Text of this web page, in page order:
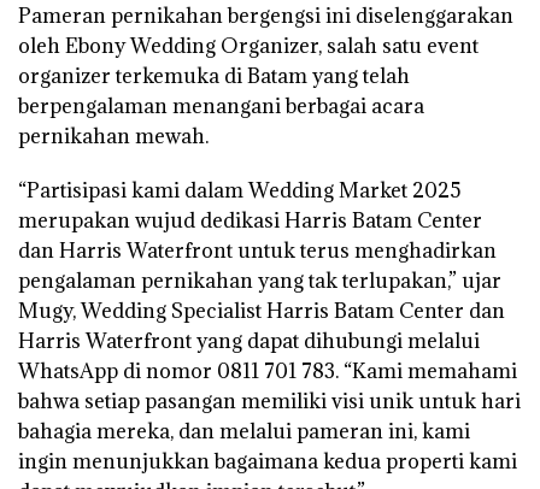
Pameran pernikahan bergengsi ini diselenggarakan
oleh Ebony Wedding Organizer, salah satu event
organizer terkemuka di Batam yang telah
berpengalaman menangani berbagai acara
pernikahan mewah.
“Partisipasi kami dalam Wedding Market 2025
merupakan wujud dedikasi Harris Batam Center
dan Harris Waterfront untuk terus menghadirkan
pengalaman pernikahan yang tak terlupakan,” ujar
Mugy, Wedding Specialist Harris Batam Center dan
Harris Waterfront yang dapat dihubungi melalui
WhatsApp di nomor 0811 701 783. “Kami memahami
bahwa setiap pasangan memiliki visi unik untuk hari
bahagia mereka, dan melalui pameran ini, kami
ingin menunjukkan bagaimana kedua properti kami